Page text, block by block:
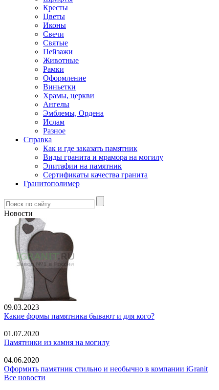
Кресты
Цветы
Иконы
Свечи
Святые
Пейзажи
Животные
Рамки
Оформление
Виньетки
Храмы, церкви
Ангелы
Эмблемы, Ордена
Ислам
Разное
Справка
Как и где заказать памятник
Виды гранита и мрамора на могилу
Эпитафии на памятник
Сертификаты качества гранита
Гранитополимер
Новости
09.03.2023
Какие формы памятника бывают и для кого?
01.07.2020
Памятники из камня на могилу
04.06.2020
Оформить памятник стильно и необычно в компании iGranit
Все новости